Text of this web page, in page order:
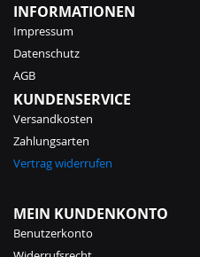
INFORMATIONEN
Impressum
Datenschutz
AGB
KUNDENSERVICE
Versandkosten
Zahlungsarten
Vertrag widerrufen
MEIN KUNDENKONTO
Benutzerkonto